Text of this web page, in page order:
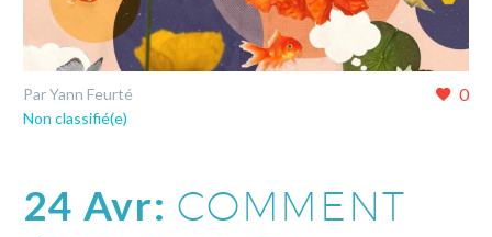
0
Par Yann Feurté
Non classifié(e)
24 Avr: COMMENT